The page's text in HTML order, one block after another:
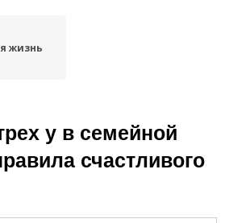
жизнь
у в семейной
счастливого